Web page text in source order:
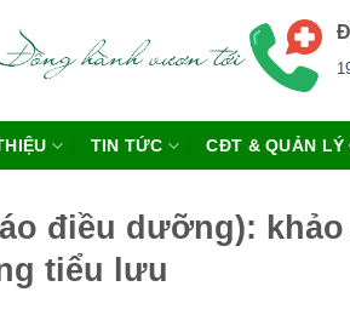
TIN TỨC CĐT & QUẢN LÝ
điều dưỡng):
tiểu lưu